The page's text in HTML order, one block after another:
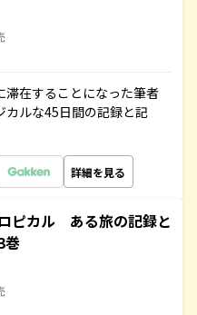
滞在することになった筆者
カルな45日間の記録と記
詳細を見る
ピカル ある旅の記録と